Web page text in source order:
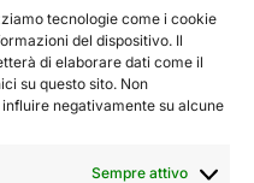
tecnologie come i cookie
del dispositivo. Il
di elaborare dati come il
su questo sito. Non
negativamente su alcune
Sempre attivo